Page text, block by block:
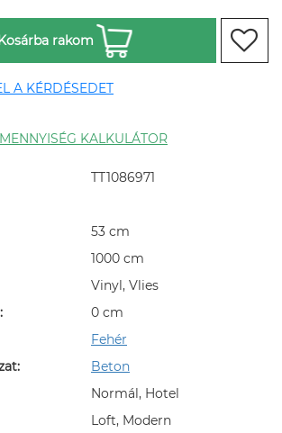
rakom
A KÉRDÉSEDET
KALKULÁTOR
TT1086971
53 cm
1000 cm
Vinyl, Vlies
0 cm
Fehér
Beton
Normál, Hotel
Loft, Modern